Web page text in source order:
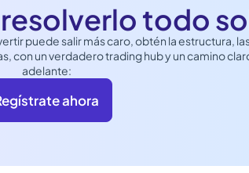
todo
puede salir más caro, obtén la estructura,
con un verdadero trading hub y un camino
adelante:
ahora